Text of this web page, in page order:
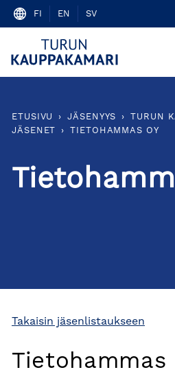
Skip
content
FI EN SV
ETUSIVU › JÄSENYYS ›
TURUN
JÄSENET
› TIETOHAMMAS OY
Takaisin jäsenlistaukseen
Tietohammas